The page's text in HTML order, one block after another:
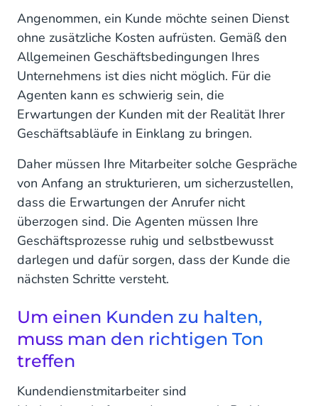
Angenommen, ein Kunde möchte seinen Dienst
ohne zusätzliche Kosten aufrüsten. Gemäß den
Allgemeinen Geschäftsbedingungen Ihres
Unternehmens ist dies nicht möglich. Für die
Agenten kann es schwierig sein, die
Erwartungen der Kunden mit der Realität Ihrer
Geschäftsabläufe in Einklang zu bringen.
Daher müssen Ihre Mitarbeiter solche Gespräche
von Anfang an strukturieren, um sicherzustellen,
dass die Erwartungen der Anrufer nicht
überzogen sind. Die Agenten müssen Ihre
Geschäftsprozesse ruhig und selbstbewusst
darlegen und dafür sorgen, dass der Kunde die
nächsten Schritte versteht.
Um einen Kunden zu halten,
muss man den richtigen Ton
treffen
Kundendienstmitarbeiter sind